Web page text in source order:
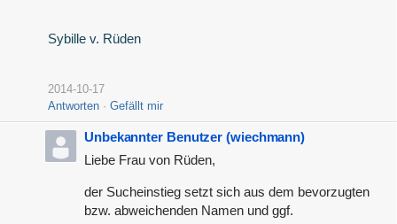
Sybille v. Rüden
2014-10-17
Antworten
Gefällt mir
Unbekannter Benutzer (wiechmann)
Liebe Frau von Rüden,
der Sucheinstieg setzt sich aus dem bevorzugten
bzw. abweichenden Namen und ggf.